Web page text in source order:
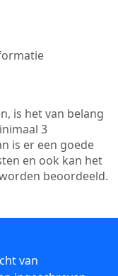
is het van belang
3
is er een goede
en ook kan het
beoordeeld.
van